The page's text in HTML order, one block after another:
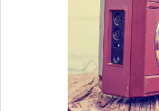
الرئيسية
المركز الاخباري